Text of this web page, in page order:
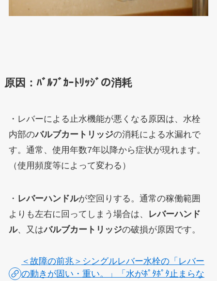
原因：ﾊﾞﾙﾌﾞｶｰﾄﾘｯｼﾞの消耗
・ レバーによる止水機能が悪くなる原因は、水栓
内部のバルブカートリッジの消耗による水漏れで
す。通常、使用年数7年以降から症状が現れます。
（使用頻度等によって変わる）
・ レバーハンドルが空回りする。通常の稼働範囲
よりも左右に回ってしまう場合は、
レバーハンド
ル、又はバルブカートリッジの破損が原因です。
＜故障の前兆＞シングルレバー水栓の「レバー
の動きが固い・重い。」「水がﾎﾟﾀﾎﾟﾀ止まらな